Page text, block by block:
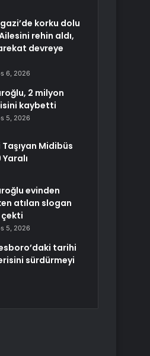
korku dolu
rehin aldı,
devreye
6, 2026
2 milyon
kaybetti
5, 2026
Midibüs
evinden
atılan slogan
5, 2026
tarihi
sürdürmeyi